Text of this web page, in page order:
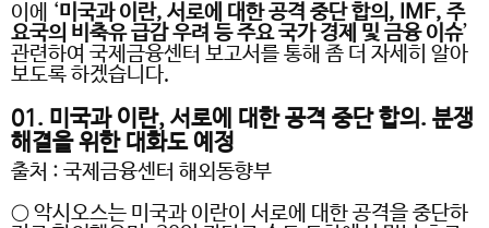
이에 ‘미국과 이란, 서로에 대한 공격 중단 합의, IMF, 주
요국의 비축유 급감 우려 등 주요 국가 경제 및 금융 이슈’
관련하여 국제금융센터 보고서를 통해 좀 더 자세히 알아
보도록 하겠습니다.
01. 미국과 이란, 서로에 대한 공격 중단 합의 . 분쟁
해결을 위한 대화도 예정
출처 : 국제금융센터 해외동향부
○ 악시오스는 미국과 이란이 서로에 대한 공격을 중단하